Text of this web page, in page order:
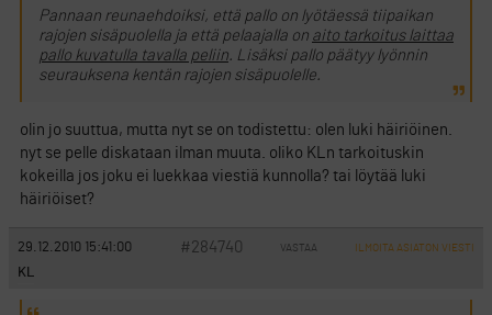
Pannaan reunaehdoiksi, että pallo on lyötäessä tiipaikan
rajojen sisäpuolella ja että pelaajalla on aito tarkoitus laittaa
pallo kuvatulla tavalla peliin. Lisäksi pallo päätyy lyönnin
seurauksena kentän rajojen sisäpuolelle.
olin jo suuttua, mutta nyt se on todistettu: olen luki häiriöinen.
nyt se pelle diskataan ilman muuta. oliko KLn tarkoituskin
kokeilla jos joku ei luekkaa viestiä kunnolla? tai löytää luki
häiriöiset?
29.12.2010 15:41:00 #284740 VASTAA ILMOITA ASIATON VIESTI
KL